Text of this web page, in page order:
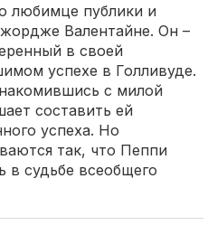
любимце публики и
Валентайне. Он –
в своей
успехе в Голливуде.
с милой
составить ей
успеха. Но
так, что Пеппи
в судьбе всеобщего